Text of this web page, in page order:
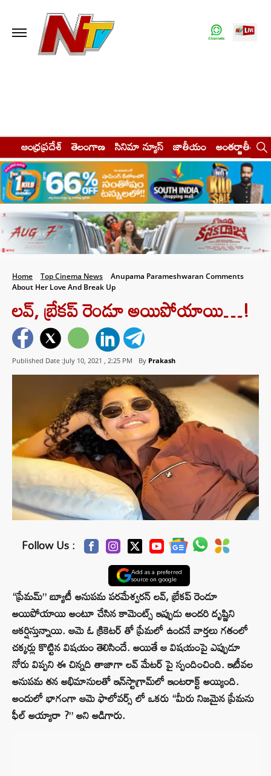
ఆంధ్రప్రదేశ్ తెలంగాణ సినిమా న్యూస్ జాతీయం అంతర్జాతీయం
Home Top Cinema News
Anupama Parameshwaran Comments
About Her Love And Break Up
లవ్, బ్రేకప్ రెండూ అయిపోయాయి…!
Published Date :July 10, 2021 , 2:25 PM By Prakash
Follow Us :
Add as a preferred
source on google
“ప్రేమమ్” బ్యూటీ అనుపమ పరమేశ్వరన్ లవ్, బ్రేకప్ రెండూ
అయిపోయాయి అంటూ చేసిన కామెంట్స్ ఇప్పుడు అందరి దృష్ణిని
ఆకర్షిస్తున్నాయి. ఆమె ఓ క్రికెటర్ తో ప్రేమలో ఉందనే వార్తలు గతంలో
చక్కర్లు కొట్టిన విషయం తెలిసిందే. అయితే ఆ విషయంపై ఎప్పుడూ
నోరు విప్పని ఈ చిన్నది తాజాగా లవ్ మేటర్ పై స్పందించింది. ఇటీవల
అనుపమ తన అభిమానులతో ఇన్‌స్టాగ్రామ్‌లో ఇంటరాక్ట్ అయ్యింది.
అందులో భాగంగా ఆమె ఫాలోవర్స్ లో ఒకరు “మీరు నిజమైన ప్రేమను
ఫీల్ అయ్యారా ?” అని అడిగారు.